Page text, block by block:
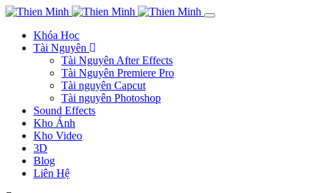
Khóa Học
Tài Nguyên
Tài Nguyên After Effects
Tài Nguyên Premiere Pro
Tài nguyên Capcut
Tài nguyên Photoshop
Sound Effects
Kho Ảnh
Kho Video
3D
Blog
Liên Hệ